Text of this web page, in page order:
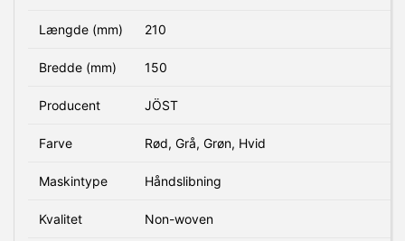
Længde (mm) 210
Bredde (mm) 150
Producent JÖST
Farve Rød, Grå, Grøn, Hvid
Maskintype Håndslibning
Kvalitet Non-woven